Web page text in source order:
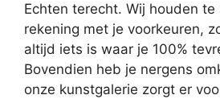
Echten terecht. Wij houden te
rekening met je voorkeuren,
altijd iets is waar je 100%
Bovendien heb je nergens
onze kunstgalerie zorgt er